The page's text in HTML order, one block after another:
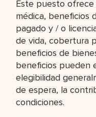
Este puesto
médica, beneficios
pagado y / o
de vida, cobertura
beneficios de
beneficios pueden
elegibilidad
de espera, la
condiciones.